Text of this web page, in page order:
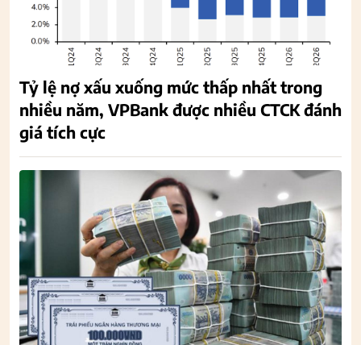
Tỷ lệ nợ xấu xuống mức thấp nhất trong
nhiều năm, VPBank được nhiều CTCK đánh
giá tích cực